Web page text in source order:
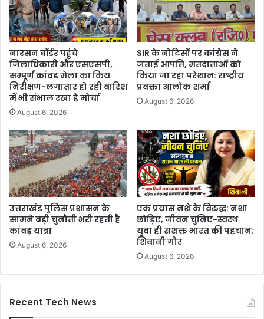
नारसन बॉर्डर पहुंचे
जिलाधिकारी और एसएसपी,
सम्पूर्ण कांवड मेला का किय
निरीक्षण-लगातार हो रही बारिश
में भी संभाल रखा है मोर्चा
August 6, 2026
SIR के नोटिसों पर कांग्रेस ने
जताई आपत्ति, मतदाताओं को
किया जा रहा परेशान: राष्ट्रीय
प्रवक्ता आलोक शर्मा
August 6, 2026
उत्तराखंड पुलिस प्रशासन के
सामने बड़ी चुनौती भरी रहती है
कांवड़ यात्रा
August 6, 2026
एक प्रयास नशे के विरुद्ध: नशा
छोड़िए, जीवन चुनिए-स्वस्थ
युवा ही सशक्त भारत की पहचान:
शिवानी गौर
August 6, 2026
Recent Tech News